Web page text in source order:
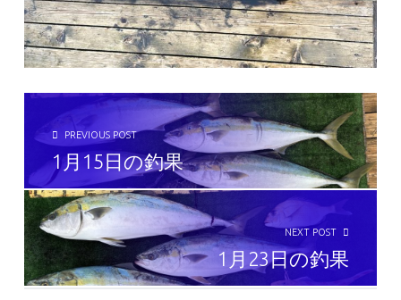
投稿ナビゲーション
PREVIOUS POST
1月15日の釣果
NEXT POST
1月23日の釣果